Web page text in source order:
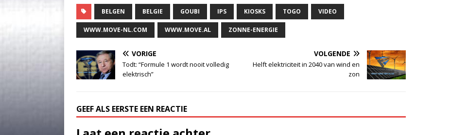
BELGEN BELGIE GOUBI IPS KIOSKS TOGO VIDEO
WWW.MOVE-NL.COM WWW.MOVE.AL ZONNE-ENERGIE
VORIGE
Todt: “Formule 1 wordt nooit volledig
elektrisch”
VOLGENDE
Helft elektriciteit in 2040 van wind en
zon
GEEF ALS EERSTE EEN REACTIE